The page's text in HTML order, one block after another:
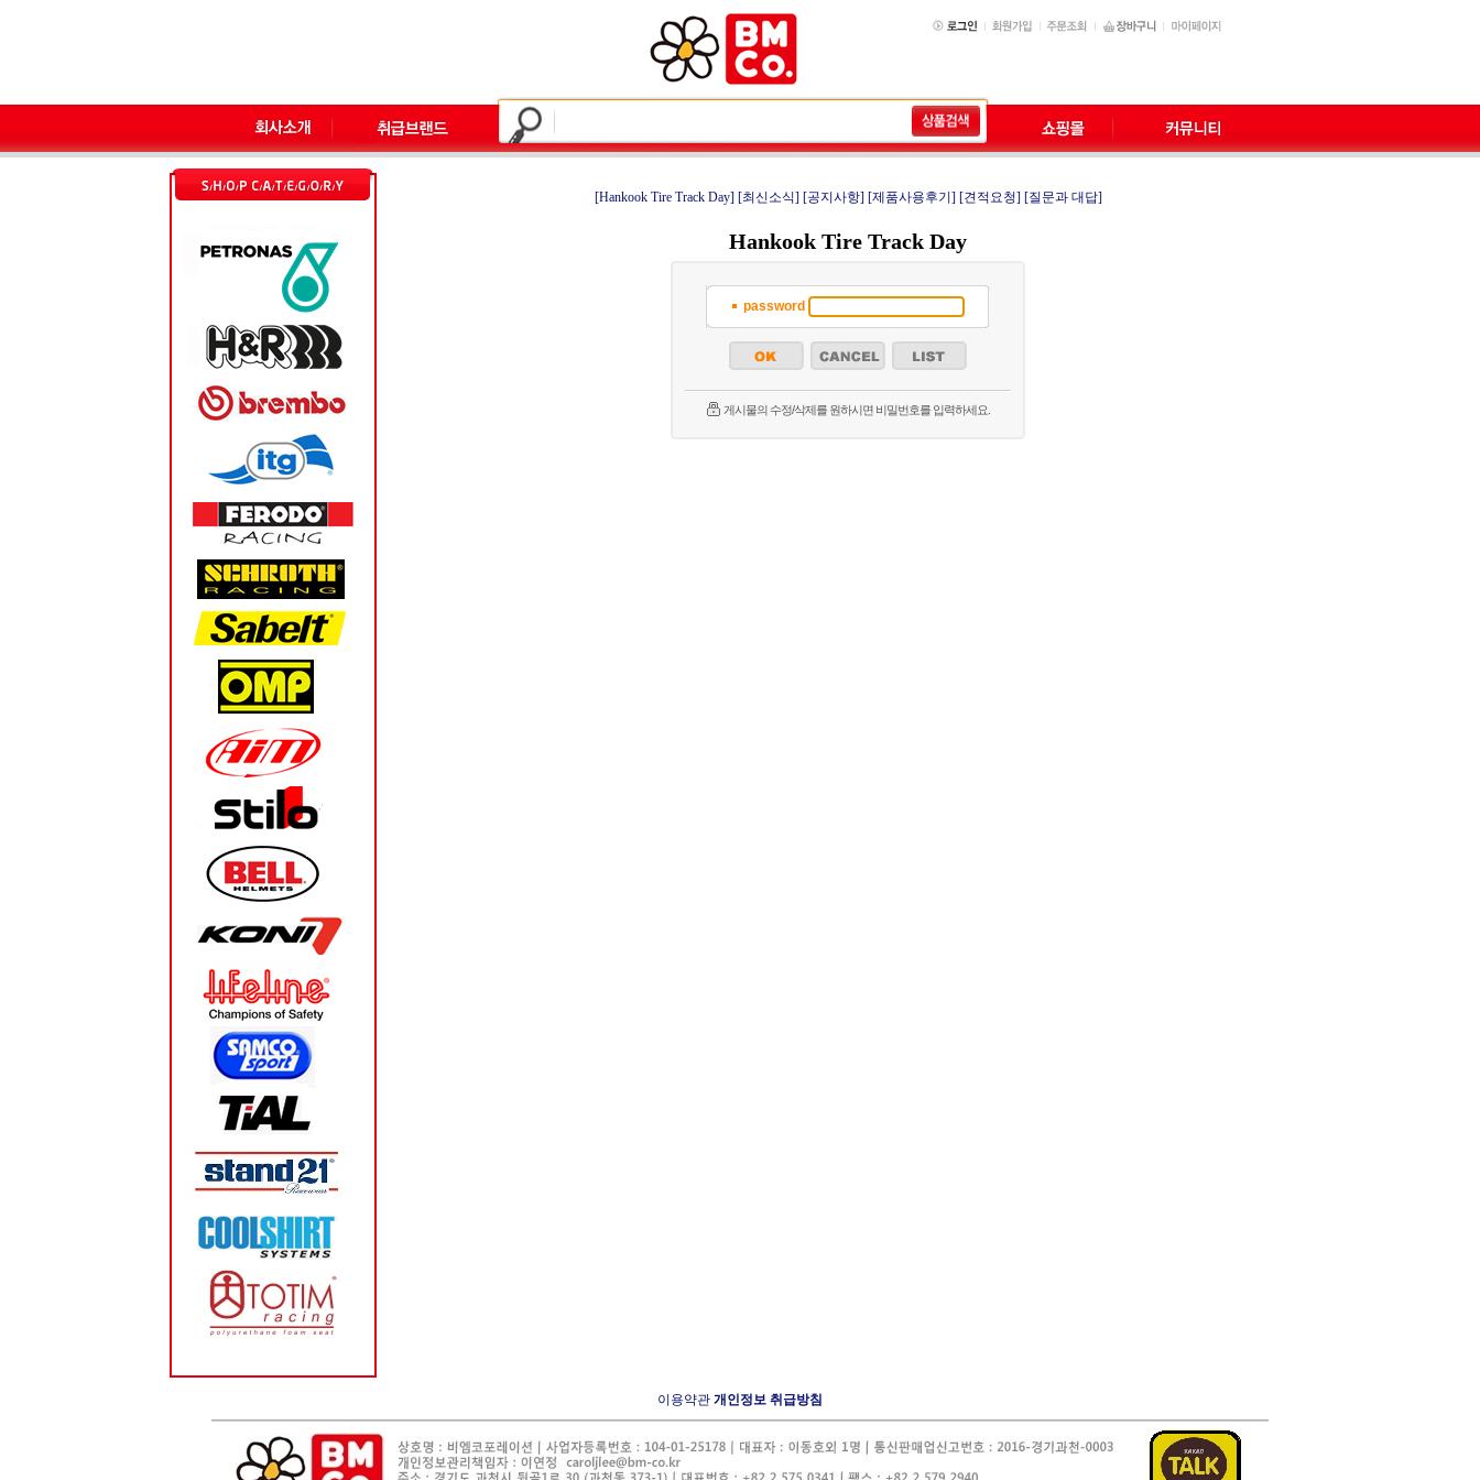
[Hankook Tire Track Day] [최신소식] [공지사항] [제품사용후기] [견적요청] [질문과 대답]
Hankook Tire Track Day
password
게시물의 수정/삭제를 원하시면 비밀번호를 입력하세요.
이용약관 개인정보 취급방침